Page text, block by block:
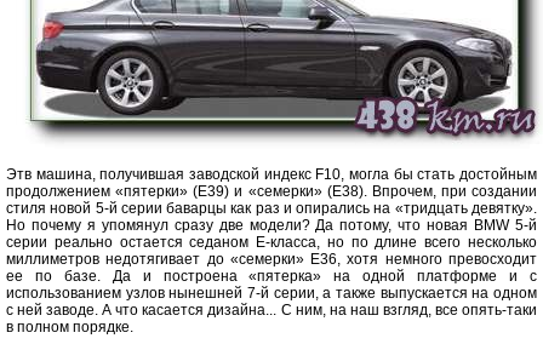
Этв машина, получившая заводской индекс F10, могла бы стать достойным
продолжением «пятерки» (Е39) и «семерки» (Е38). Впрочем, при создании
стиля новой 5-й серии баварцы как раз и опирались на «тридцать девятку».
Но почему я упомянул сразу две модели? Да потому, что новая BMW 5-й
серии реально остается седаном Е-класса, но по длине всего несколько
миллиметров недотягивает до «семерки» Е36, хотя немного превосходит
ее по базе. Да и построена «пятерка» на одной платформе и с
использованием узлов нынешней 7-й серии, а также выпускается на одном
с ней заводе. А что касается дизайна... С ним, на наш взгляд, все опять-таки
в полном порядке.